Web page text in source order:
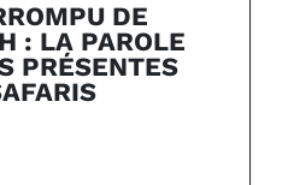
DE
: LA PAROLE
PRÉSENTES